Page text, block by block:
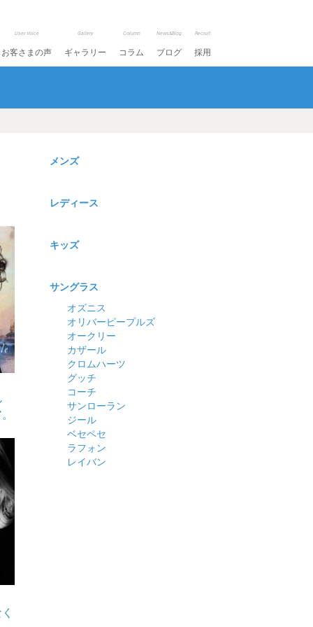
User Voice
お客さまの声
Gallery
ギャラリー
Column
コラム
News&Blog
ブログ
Recruit
採用
メンズ
レディース
キッズ
サングラス
オズニス
オリバーピープルズ
オークリー
カザール
クロムハーツ
グッチ
コーチ
サンローラン
ジール
ベセペセ
ラフォン
レイバン